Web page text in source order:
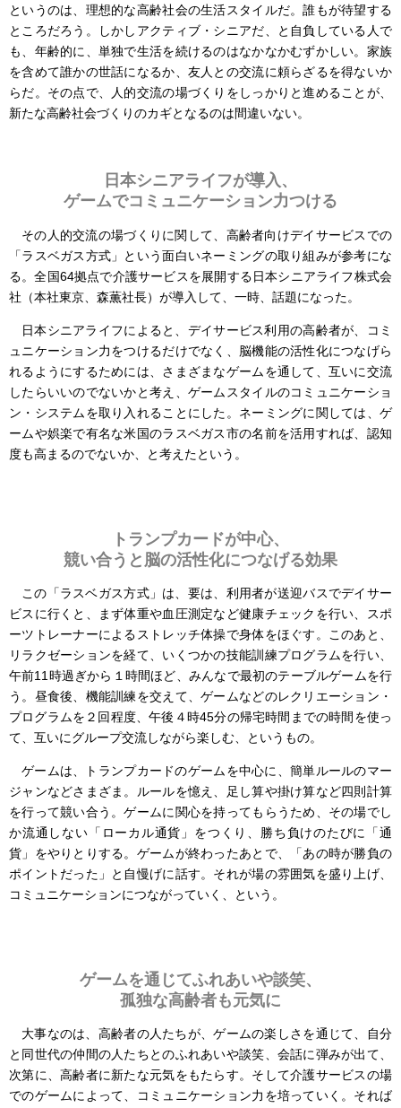
というのは、理想的な高齢社会の生活スタイルだ。誰もが待望する
ところだろう。しかしアクティブ・シニアだ、と自負している人で
も、年齢的に、単独で生活を続けるのはなかなかむずかしい。家族
を含めて誰かの世話になるか、友人との交流に頼らざるを得ないか
らだ。その点で、人的交流の場づくりをしっかりと進めることが、
新たな高齢社会づくりのカギとなるのは間違いない。
日本シニアライフが導入、
ゲームでコミュニケーション力つける
その人的交流の場づくりに関して、高齢者向けデイサービスでの
「ラスベガス方式」という面白いネーミングの取り組みが参考にな
る。全国64拠点で介護サービスを展開する日本シニアライフ株式会
社（本社東京、森薫社長）が導入して、一時、話題になった。
日本シニアライフによると、デイサービス利用の高齢者が、コミ
ュニケーション力をつけるだけでなく、脳機能の活性化につなげら
れるようにするためには、さまざまなゲームを通して、互いに交流
したらいいのでないかと考え、ゲームスタイルのコミュニケーショ
ン・システムを取り入れることにした。ネーミングに関しては、ゲ
ームや娯楽で有名な米国のラスベガス市の名前を活用すれば、認知
度も高まるのでないか、と考えたという。
トランプカードが中心、
競い合うと脳の活性化につなげる効果
この「ラスベガス方式」は、要は、利用者が送迎バスでデイサー
ビスに行くと、まず体重や血圧測定など健康チェックを行い、スポ
ーツトレーナーによるストレッチ体操で身体をほぐす。このあと、
リラクゼーションを経て、いくつかの技能訓練プログラムを行い、
午前11時過ぎから１時間ほど、みんなで最初のテーブルゲームを行
う。昼食後、機能訓練を交えて、ゲームなどのレクリエーション・
プログラムを２回程度、午後４時45分の帰宅時間までの時間を使っ
て、互いにグループ交流しながら楽しむ、というもの。
ゲームは、トランプカードのゲームを中心に、簡単ルールのマー
ジャンなどさまざま。ルールを憶え、足し算や掛け算など四則計算
を行って競い合う。ゲームに関心を持ってもらうため、その場でし
か流通しない「ローカル通貨」をつくり、勝ち負けのたびに「通
貨」をやりとりする。ゲームが終わったあとで、「あの時が勝負の
ポイントだった」と自慢げに話す。それが場の雰囲気を盛り上げ、
コミュニケーションにつながっていく、という。
ゲームを通じてふれあいや談笑、
孤独な高齢者も元気に
大事なのは、高齢者の人たちが、ゲームの楽しさを通じて、自分
と同世代の仲間の人たちとのふれあいや談笑、会話に弾みが出て、
次第に、高齢者に新たな元気をもたらす。そして介護サービスの場
でのゲームによって、コミュニケーション力を培っていく。それば